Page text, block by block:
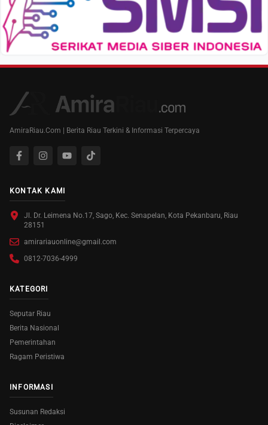
AmiraRiau.Com | Berita Riau Terkini & Informasi Terpercaya
KONTAK KAMI
Jl. Dr. Leimena No.17, Sago, Kec. Senapelan, Kota Pekanbaru, Riau
28151
amirariauonline@gmail.com
0812-7036-4999
KATEGORI
Seputar Riau
Berita Nasional
Pemerintahan
Ragam Peristiwa
INFORMASI
Susunan Redaksi